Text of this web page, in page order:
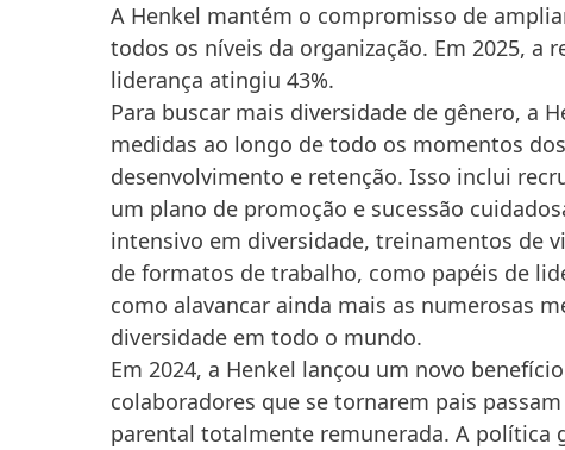
A Henkel mantém o compromisso de
todos os níveis da organização. Em 2025,
liderança atingiu 43%.
Para buscar mais diversidade de gênero, a
medidas ao longo de todo os momentos
desenvolvimento e retenção. Isso inclui
um plano de promoção e sucessão
intensivo em diversidade, treinamentos de
de formatos de trabalho, como papéis de
como alavancar ainda mais as numerosas
diversidade em todo o mundo.
Em 2024, a Henkel lançou um novo
colaboradores que se tornarem pais
parental totalmente remunerada. A política